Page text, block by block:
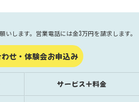
いします。営業電話には金3万円を請求します。
せ・体験会お申込み
サービス＋料金